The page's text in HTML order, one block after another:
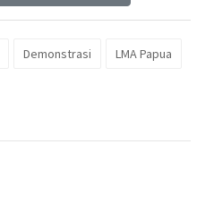
Demonstrasi
LMA Papua